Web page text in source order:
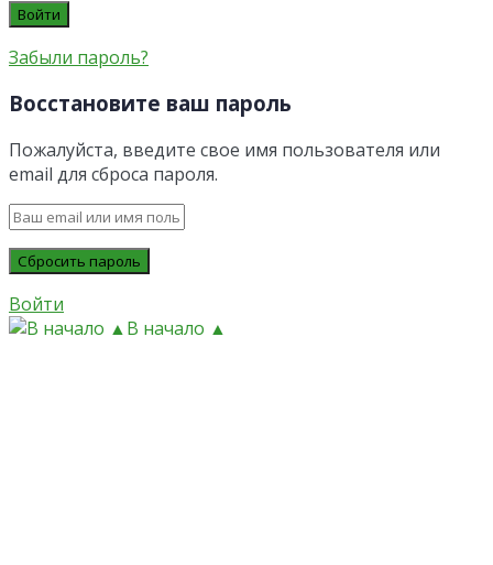
Забыли пароль?
Восстановите ваш пароль
Пожалуйста, введите свое имя пользователя или
email для сброса пароля.
Войти
В начало ▲